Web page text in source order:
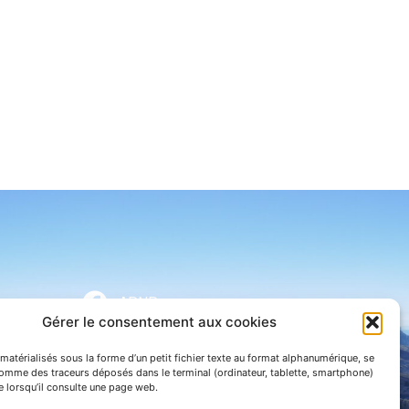
Gérer le consentement aux cookies
sous la forme d’un petit fichier texte au format alphanumérique, se
des traceurs déposés dans le terminal (ordinateur, tablette, smartphone)
lorsqu’il consulte une page web.
APNP
Parc national des Pyrénées